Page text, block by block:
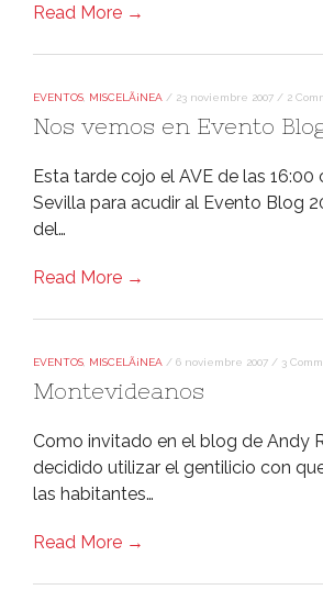
Read More →
EVENTOS MISCELÃ¡NEA / 23 noviembre 2007 / 2
Nos vemos en Evento
Esta tarde cojo el AVE de las 16:00
Sevilla para acudir al Evento Blog
del…
Read More →
EVENTOS MISCELÃ¡NEA / 6 noviembre 2007 / 3
Montevideanos
Como invitado en el blog de Andy
decidido utilizar el gentilicio con
las habitantes…
Read More →